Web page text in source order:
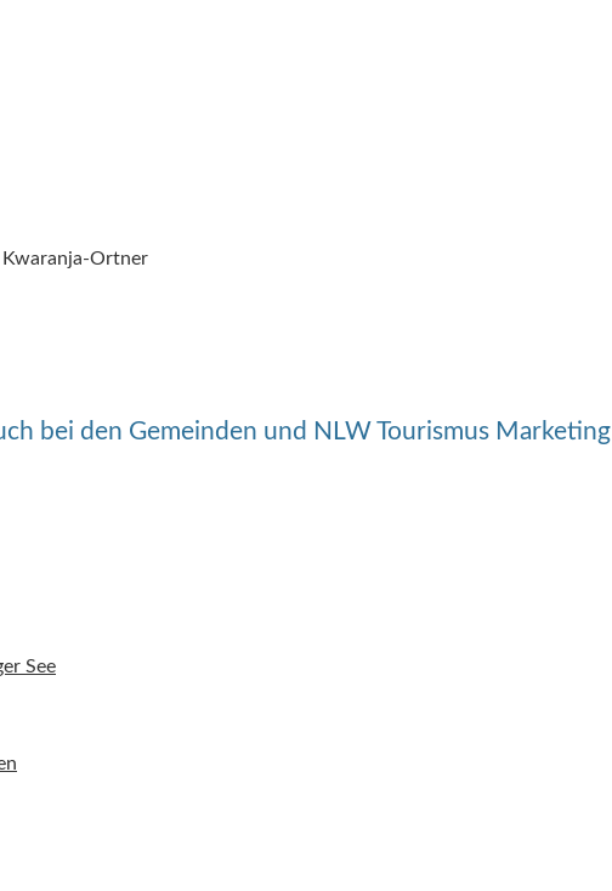
Kwaranja-Ortner
bei den Gemeinden und NLW Tourismus Marketing
See